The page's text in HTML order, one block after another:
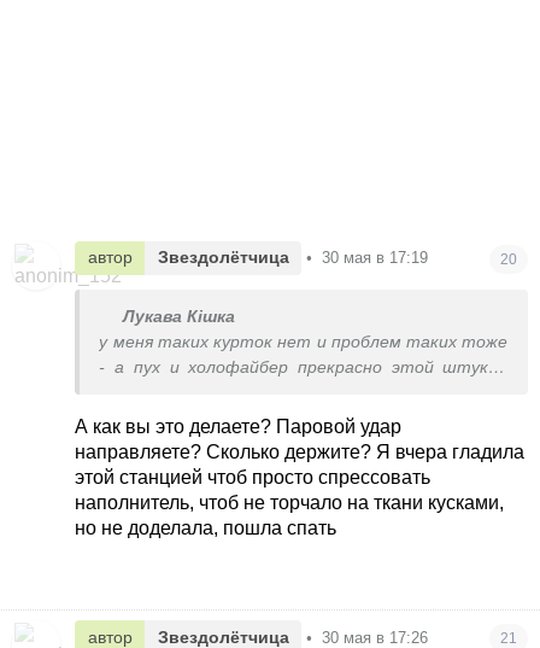
автор Звездолётчица • 30 мая в 17:19 20
Лукава Кішка
у меня таких курток нет и проблем таких тоже
- а пух и холофайбер прекрасно этой штукой
А как вы это делаете? Паровой удар
направляете? Сколько держите? Я вчера гладила
этой станцией чтоб просто спрессовать
наполнитель, чтоб не торчало на ткани кусками,
но не доделала, пошла спать
автор Звездолётчица • 30 мая в 17:26 21